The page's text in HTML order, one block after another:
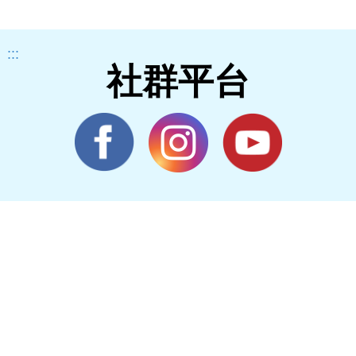
:::
社群平台